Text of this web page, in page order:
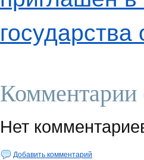
Комментарии
Нет
Добавить комментарий